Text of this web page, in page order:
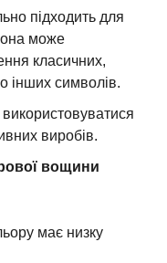
підходить для
може
класичних,
інших символів.
виробів.
вощини
має низку